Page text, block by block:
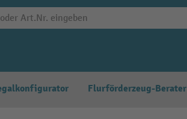
Flurförderzeug-Berater